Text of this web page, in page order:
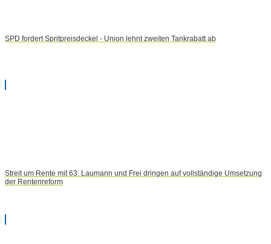
SPD fordert Spritpreisdeckel - Union lehnt zweiten Tankrabatt ab
Streit um Rente mit 63: Laumann und Frei dringen auf vollständige Umsetzung
der Rentenreform